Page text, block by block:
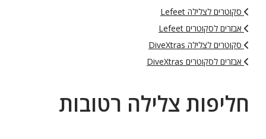
סקוטרים לצלילה Lefeet
אבזרים לסקוטרים Lefeet
סקוטרים לצלילה DiveXtras
אבזרים לסקוטרים DiveXtras
חליפות צלילה רטובות